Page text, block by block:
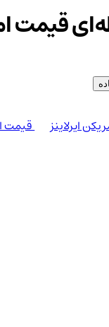
قیمت
ایرلاینز قیمت